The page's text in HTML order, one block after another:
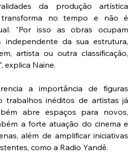
da produção artística
no tempo e não é
"Por isso as obras ocupam
independente da sua estrutura,
artista ou outra classificação,
explica Naine.
a importância de figuras
trabalhos inéditos de artistas já
abre espaços para novos,
a forte atuação do cinema e
além de amplificar iniciativas
como a Radio Yandê.